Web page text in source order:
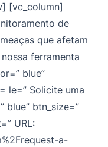
[vc_column]
de
que afetam
ferramenta
blue”
le=” Solicite uma
blue” btn_size=”
URL:
a-